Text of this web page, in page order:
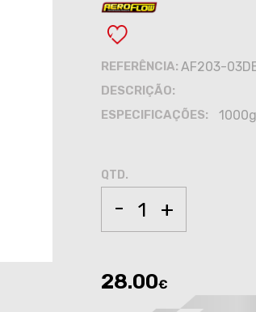
REFERÊNCIA: AF203-
DESCRIÇÃO:
ESPECIFICAÇÕES:
1000g
QTD.
- +
28.00€